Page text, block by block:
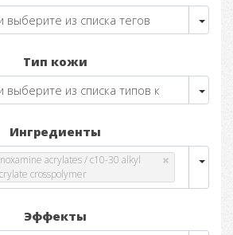
Тип кожи
Ингредиенты
acrylates / c10-30 alkyl
crosspolymer
Эффекты